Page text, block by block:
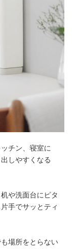
チン、寝室に
しやすくなる
や洗面台にピタ
手でサッとティ
場所をとらない